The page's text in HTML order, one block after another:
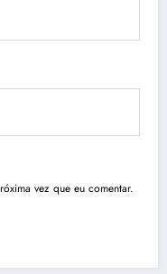
vez que eu comentar.